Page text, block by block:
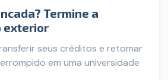
Termine a
exterior
seus créditos e retomar
em uma universidade